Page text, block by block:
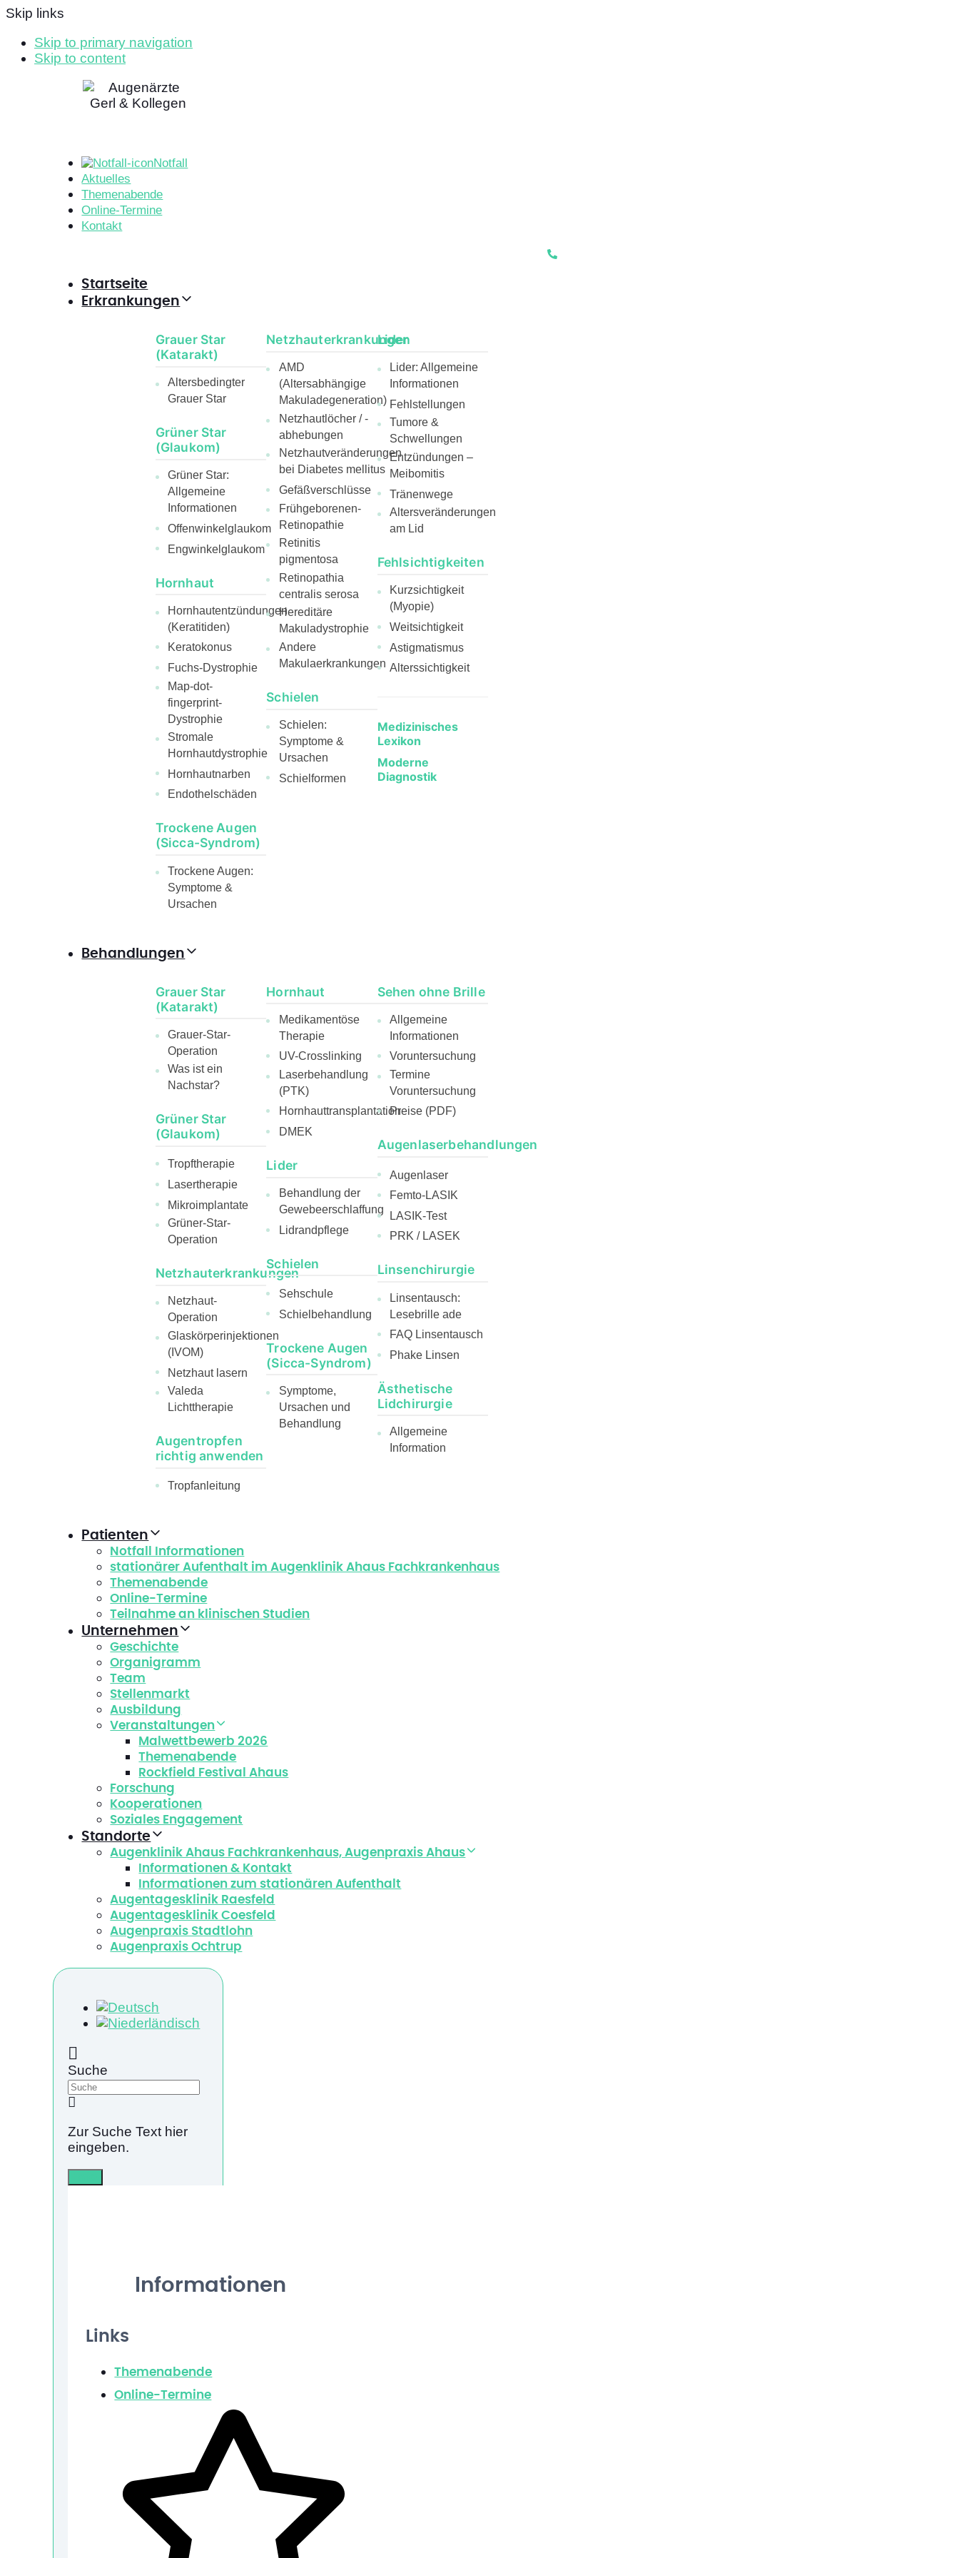
Skip links
Skip to primary navigation
Skip to content
Notfall
Aktuelles
Themenabende
Online-Termine
Kontakt
Startseite
Erkrankungen
Grauer Star
(Katarakt)
Altersbedingter
Grauer Star
Grüner Star
(Glaukom)
Grüner Star:
Allgemeine
Informationen
Offenwinkelglaukom
Engwinkelglaukom
Hornhaut
Hornhautentzündungen
(Keratitiden)
Keratokonus
Fuchs-Dystrophie
Map-dot-
fingerprint-
Dystrophie
Stromale
Hornhautdystrophie
Hornhautnarben
Endothelschäden
Trockene Augen
(Sicca-Syndrom)
Trockene Augen:
Symptome &
Ursachen
Netzhauterkrankungen
AMD
(Altersabhängige
Makuladegeneration)
Netzhautlöcher / -
abhebungen
Netzhautveränderungen
bei Diabetes mellitus
Gefäßverschlüsse
Frühgeborenen-
Retinopathie
Retinitis
pigmentosa
Retinopathia
centralis serosa
Hereditäre
Makuladystrophie
Andere
Makulaerkrankungen
Schielen
Schielen:
Symptome &
Ursachen
Schielformen
Lider
Lider: Allgemeine
Informationen
Fehlstellungen
Tumore &
Schwellungen
Entzündungen –
Meibomitis
Tränenwege
Altersveränderungen
am Lid
Fehlsichtigkeiten
Kurzsichtigkeit
(Myopie)
Weitsichtigkeit
Astigmatismus
Alterssichtigkeit
Medizinisches
Lexikon
Moderne
Diagnostik
Behandlungen
Grauer Star
(Katarakt)
Grauer-Star-
Operation
Was ist ein
Nachstar?
Grüner Star
(Glaukom)
Tropftherapie
Lasertherapie
Mikroimplantate
Grüner-Star-
Operation
Netzhauterkrankungen
Netzhaut-
Operation
Glaskörperinjektionen
(IVOM)
Netzhaut lasern
Valeda
Lichttherapie
Augentropfen
richtig anwenden
Tropfanleitung
Hornhaut
Medikamentöse
Therapie
UV-Crosslinking
Laserbehandlung
(PTK)
Hornhauttransplantation
DMEK
Lider
Behandlung der
Gewebeerschlaffung
Lidrandpflege
Schielen
Sehschule
Schielbehandlung
Trockene Augen
(Sicca-Syndrom)
Symptome,
Ursachen und
Behandlung
Sehen ohne Brille
Allgemeine
Informationen
Voruntersuchung
Termine
Voruntersuchung
Preise (PDF)
Augenlaserbehandlungen
Augenlaser
Femto-LASIK
LASIK-Test
PRK / LASEK
Linsenchirurgie
Linsentausch:
Lesebrille ade
FAQ Linsentausch
Phake Linsen
Ästhetische
Lidchirurgie
Allgemeine
Information
Patienten
Notfall Informationen
stationärer Aufenthalt im Augenklinik Ahaus Fachkrankenhaus
Themenabende
Online-Termine
Teilnahme an klinischen Studien
Unternehmen
Geschichte
Organigramm
Team
Stellenmarkt
Ausbildung
Veranstaltungen
Malwettbewerb 2026
Themenabende
Rockfield Festival Ahaus
Forschung
Kooperationen
Soziales Engagement
Standorte
Augenklinik Ahaus Fachkrankenhaus, Augenpraxis Ahaus
Informationen & Kontakt
Informationen zum stationären Aufenthalt
Augentagesklinik Raesfeld
Augentagesklinik Coesfeld
Augenpraxis Stadtlohn
Augenpraxis Ochtrup
Suche
Zur Suche Text hier
eingeben.
Informationen
Links
Themenabende
Online-Termine